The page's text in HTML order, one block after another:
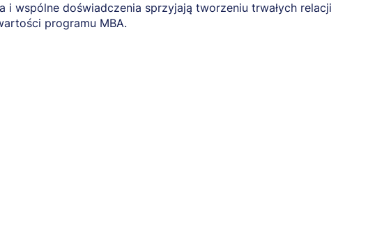
wspólne doświadczenia sprzyjają tworzeniu trwałych relacji
programu MBA.